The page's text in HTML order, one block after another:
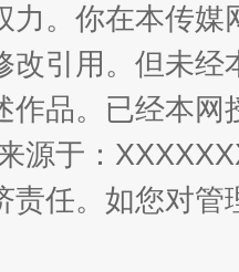
力。你在本传
改引用。但未
作品。已经本
源于：
责任。如您对